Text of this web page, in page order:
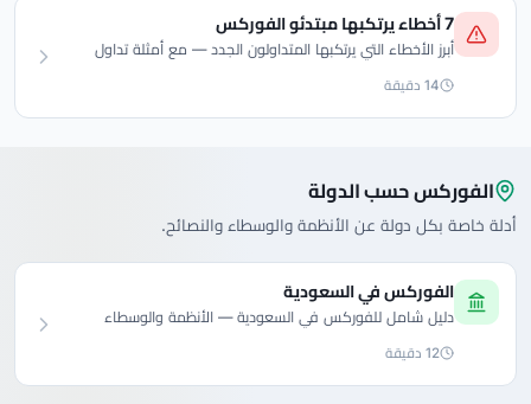
7 أخطاء يرتكبها مبتدئو الفوركس
أبرز الأخطاء التي يرتكبها المتداولون الجدد — مع أمثلة تداول
14 دقيقة
الفوركس حسب الدولة
أدلة خاصة بكل دولة عن الأنظمة والوسطاء والنصائح.
الفوركس في السعودية
دليل شامل للفوركس في السعودية — الأنظمة والوسطاء
12 دقيقة